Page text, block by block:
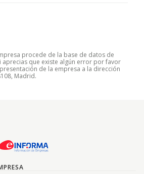
procede de la base de datos de
Si aprecias que existe algún error por favor
de la empresa a la dirección
Madrid.